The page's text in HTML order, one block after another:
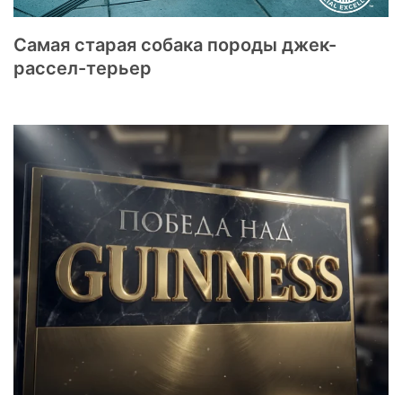
Самая старая собака породы джек-
рассел-терьер